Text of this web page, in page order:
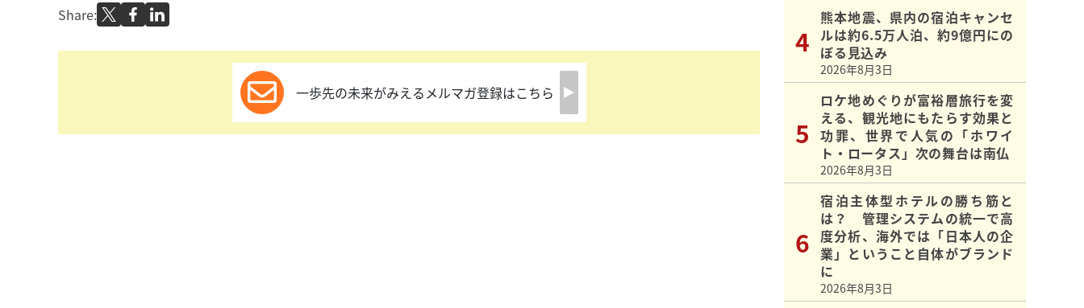
Share:
一歩先の未来がみえるメルマガ登録はこちら
熊本地震、県内の宿泊キャンセ
ルは約6.5万人泊、約9億円にの
ぼる見込み
2026年8月3日
ロケ地めぐりが富裕層旅行を変
える、観光地にもたらす効果と
功罪、世界で人気の「ホワイ
ト・ロータス」次の舞台は南仏
2026年8月3日
宿泊主体型ホテルの勝ち筋と
は？ 管理システムの統一で高
度分析、海外では「日本人の企
業」ということ自体がブランド
に
2026年8月3日